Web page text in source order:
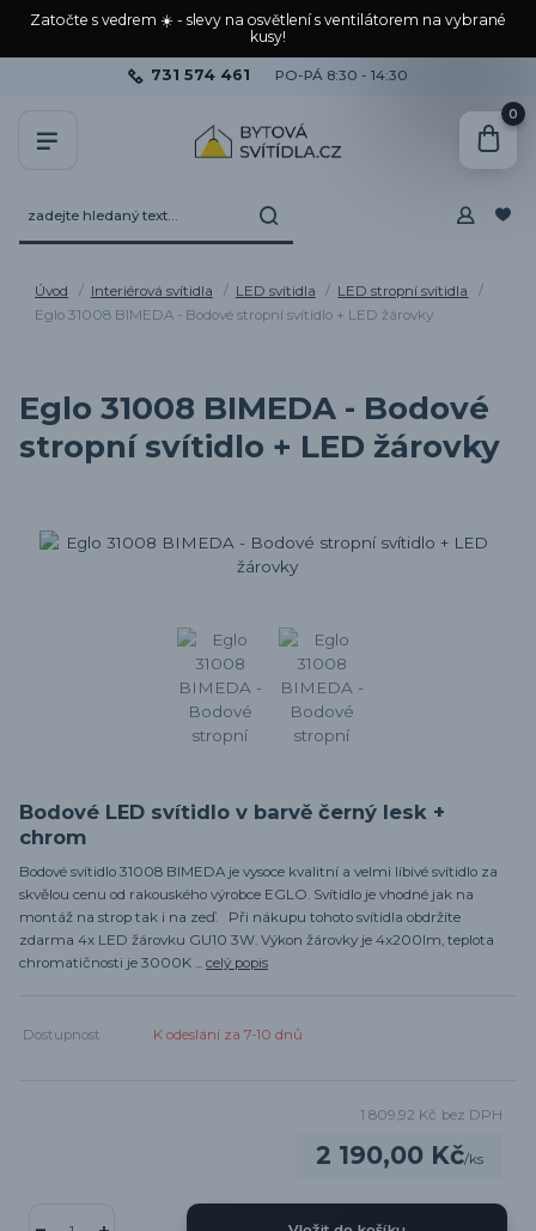
Zatočte s vedrem ☀️ - slevy na osvětlení s ventilátorem na vybrané
kusy!
731 574 461 PO-PÁ 8:30 - 14:30
0
Úvod Interiérová svítidla LED svítidla
LED stropní svítidla
Eglo 31008 BIMEDA - Bodové stropní svítidlo + LED žárovky
Eglo 31008 BIMEDA - Bodové
stropní svítidlo + LED žárovky
Bodové LED svítidlo v barvě černý lesk +
chrom
Bodové svítidlo 31008 BIMEDA je vysoce kvalitní a velmi líbivé svítidlo za
skvělou cenu od rakouského výrobce EGLO. Svítidlo je vhodné jak na
montáž na strop tak i na zeď. Při nákupu tohoto svítidla obdržíte
zdarma 4x LED žárovku GU10 3W. Výkon žárovky je 4x200lm, teplota
chromatičnosti je 3000K ... celý popis
Dostupnost K odeslání za 7-10 dnů
2 190,00 Kč/ks
1 809,92 Kč bez DPH